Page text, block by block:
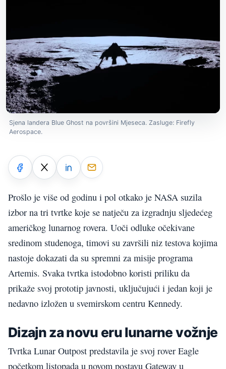
Sjena landera Blue Ghost na površini Mjeseca. Zasluge: Firefly
Aerospace.
Prošlo je više od godinu i pol otkako je NASA suzila
izbor na tri tvrtke koje se natječu za izgradnju sljedećeg
američkog lunarnog rovera. Uoči odluke očekivane
sredinom studenoga, timovi su završili niz testova kojima
nastoje dokazati da su spremni za misije programa
Artemis. Svaka tvrtka istodobno koristi priliku da
prikaže svoj prototip javnosti, uključujući i jedan koji je
nedavno izložen u svemirskom centru Kennedy.
Dizajn za novu eru lunarne vožnje
Tvrtka Lunar Outpost predstavila je svoj rover Eagle
početkom listopada u novom postavu Gateway u